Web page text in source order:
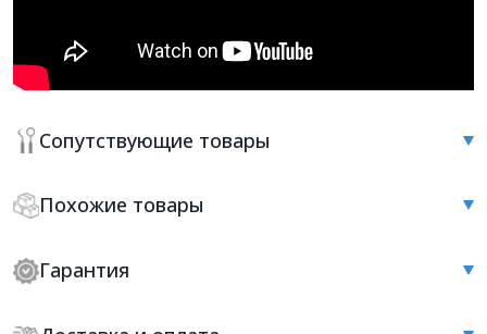
Сопутствующие товары
Похожие товары
Гарантия